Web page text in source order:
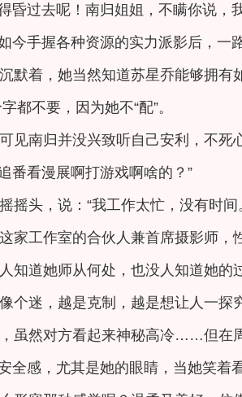
昏过去呢！南归姐姐，不瞒你说，
今手握各种资源的实力派影后，一
默着，她当然知道苏星乔能够拥有
都不要，因为她不“配”。
见南归并没兴致听自己安利，不
番看漫展啊打游戏啊啥的？”
摇头，说：“我工作太忙，没有时间
家工作室的合伙人兼首席摄影师，
知道她师从何处，也没人知道她的
个迷，越是克制，越是想让人一探
虽然对方看起来神秘高冷……但在
全感，尤其是她的眼睛，当她笑着